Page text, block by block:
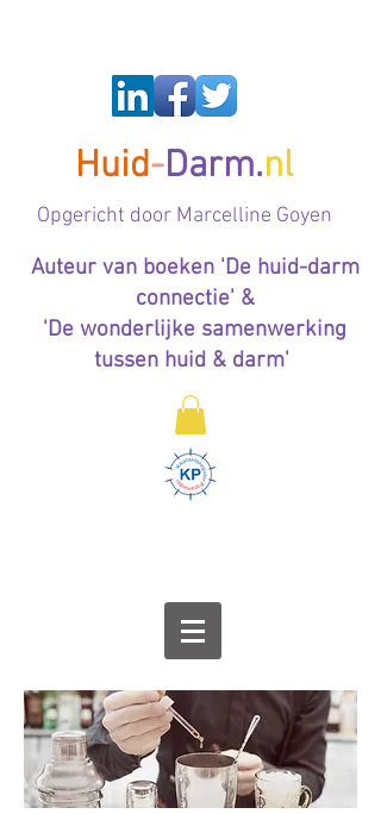
Auteur van boeken 'De huid-darm
connectie' &
'De wonderlijke samenwerking
tussen huid & darm'
Huid-Darm.nl
Opgericht door Marcelline Goyen